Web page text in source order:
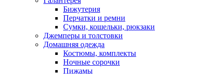
Бижутерия
Перчатки и ремни
Сумки, кошельки, рюкзаки
Джемперы и толстовки
Домашняя одежда
Костюмы, комплекты
Ночные сорочки
Пижамы